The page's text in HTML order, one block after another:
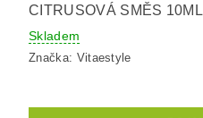
CITRUSOVÁ SMĚS 10ML
Skladem
Značka: Vitaestyle